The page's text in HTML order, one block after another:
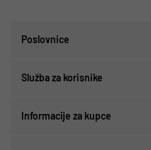
Poslovnice
Služba za korisnike
Informacije za kupce